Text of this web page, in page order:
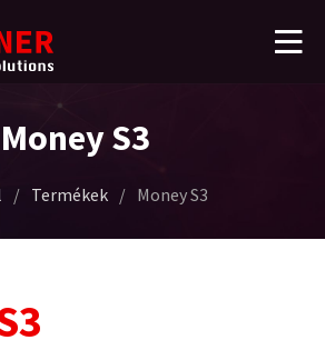
Money S3
/ Termékek / Money S3